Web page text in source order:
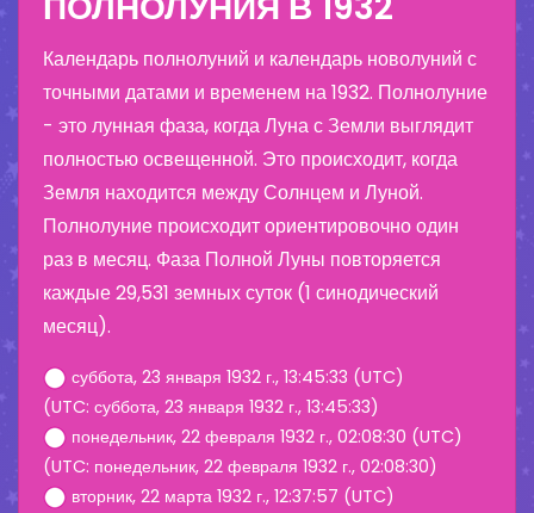
Календарь полнолуний и календарь новолуний с
точными датами и временем на 1932. Полнолуние
- это лунная фаза, когда Луна с Земли выглядит
полностью освещенной. Это происходит, когда
Земля находится между Солнцем и Луной.
Полнолуние происходит ориентировочно один
раз в месяц. Фаза Полной Луны повторяется
каждые 29,531 земных суток (1 синодический
месяц).
суббота, 23 января 1932 г., 13:45:33 (UTC)
(UTC: суббота, 23 января 1932 г., 13:45:33)
понедельник, 22 февраля 1932 г., 02:08:30 (UTC)
(UTC: понедельник, 22 февраля 1932 г., 02:08:30)
вторник, 22 марта 1932 г., 12:37:57 (UTC)